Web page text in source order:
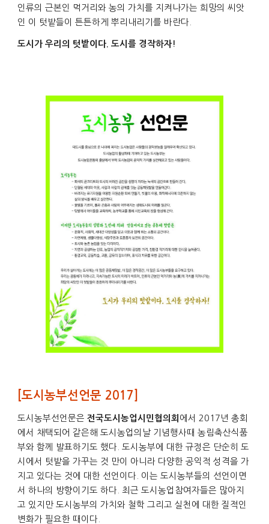
인류의 근본인 먹거리와 농의 가치를 지켜나가는 희망의 씨앗
인 이 텃밭들이 튼튼하게 뿌리내리기를 바란다.
도시가 우리의 텃밭이다. 도시를 경작하자!
[도시농부선언문 2017]
도시농부선언문은전국도시농업시민협의회 에서 2017년 총회
에서 채택되어 같은해 도시농업의날 기념행사때 농림축산식품
부와 함께 발표하기도 했다. 도시농부에 대한 규정은 단순히 도
시에서 텃밭을 가꾸는 것 만이 아니라 다양한 공익적 성격을 가
지고 있다는 것에 대한 선언이다. 이는 도시농부들의 선언이면
서 하나의 방향이기도 하다. 최근 도시농업참여자들은 많아지
고 있지만 도시농부의 가치와 철학 그리고 실천에 대한 질적인
변화가 필요한 때이다.